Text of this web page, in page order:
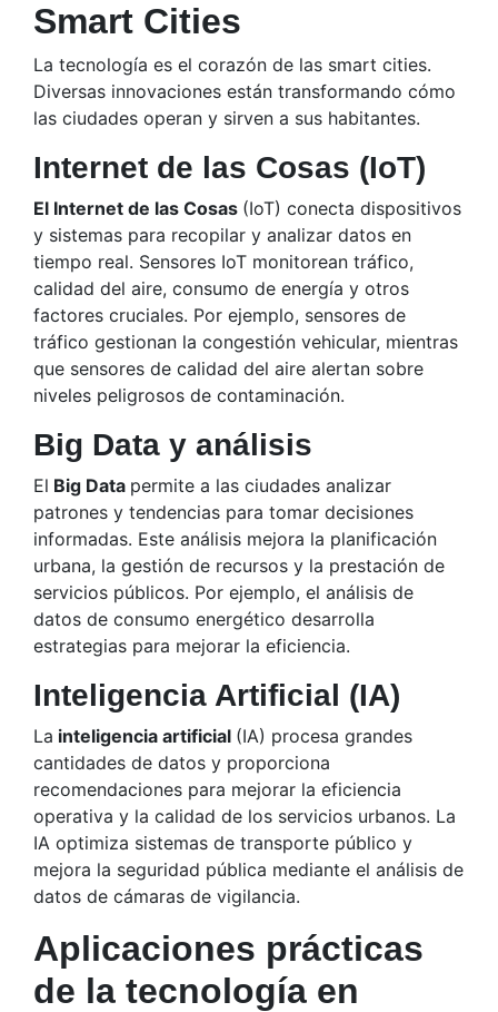
Smart Cities
La tecnología es el corazón de las smart cities.
Diversas innovaciones están transformando cómo
las ciudades operan y sirven a sus habitantes.
Internet de las Cosas (IoT)
El Internet de las Cosas (IoT) conecta dispositivos
y sistemas para recopilar y analizar datos en
tiempo real. Sensores IoT monitorean tráfico,
calidad del aire, consumo de energía y otros
factores cruciales. Por ejemplo, sensores de
tráfico gestionan la congestión vehicular, mientras
que sensores de calidad del aire alertan sobre
niveles peligrosos de contaminación.
Big Data y análisis
El Big Data permite a las ciudades analizar
patrones y tendencias para tomar decisiones
informadas. Este análisis mejora la planificación
urbana, la gestión de recursos y la prestación de
servicios públicos. Por ejemplo, el análisis de
datos de consumo energético desarrolla
estrategias para mejorar la eficiencia.
Inteligencia Artificial (IA)
La inteligencia artificial (IA) procesa grandes
cantidades de datos y proporciona
recomendaciones para mejorar la eficiencia
operativa y la calidad de los servicios urbanos. La
IA optimiza sistemas de transporte público y
mejora la seguridad pública mediante el análisis de
datos de cámaras de vigilancia.
Aplicaciones prácticas
de la tecnología en